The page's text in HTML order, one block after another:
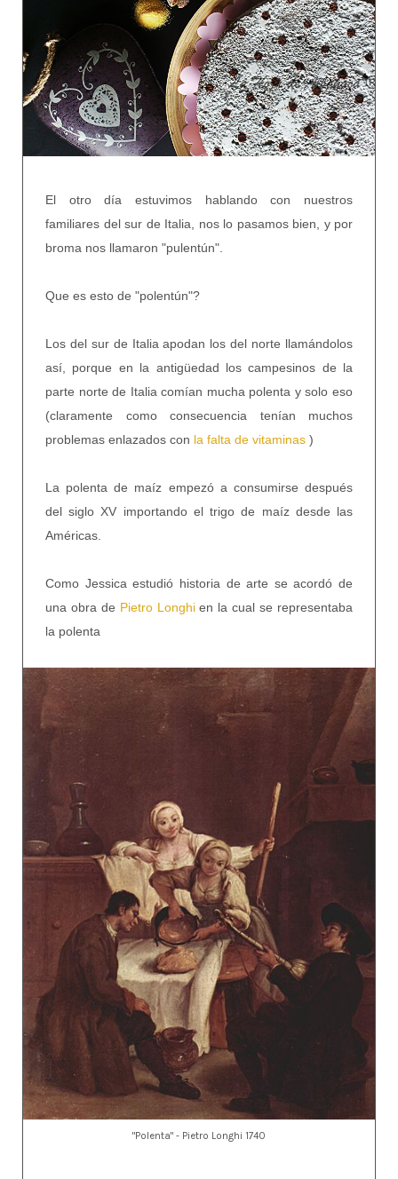
El otro día estuvimos hablando con nuestros
familiares del sur de Italia, nos lo pasamos bien, y por
broma nos llamaron "pulentún".
Que es esto de "polentún"?
Los del sur de Italia apodan los del norte llamándolos
así, porque en la antigüedad los campesinos de la
parte norte de Italia comían mucha polenta y solo eso
(claramente como consecuencia tenían muchos
problemas enlazados con la falta de vitaminas )
La polenta de maíz empezó a consumirse después
del siglo XV importando el trigo de maíz desde las
Américas.
Como Jessica estudió historia de arte se acordó de
una obra de Pietro Longhien la cual se representaba
la polenta
"Polenta" - Pietro Longhi 1740